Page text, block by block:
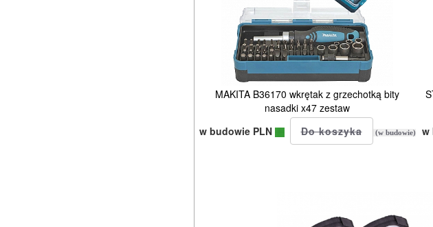
MAKITA B36170 wkrętak z grzechotką bity
nasadki x47 zestaw
w budowie PLN
(w budowie)
w